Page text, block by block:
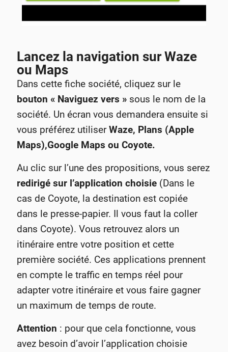
Lancez la navigation sur Waze
ou Maps
Dans cette fiche société, cliquez sur le
bouton « Naviguez vers » sous le nom de la
société. Un écran vous demandera ensuite si
vous préférez utiliserWaze, Plans (Apple
Maps),Google Maps ou Coyote.
Au clic sur l’une des propositions, vous serez
redirigé sur l’application choisie (Dans le
cas de Coyote, la destination est copiée
dans le presse-papier. Il vous faut la coller
dans Coyote). Vous retrouvez alors un
itinéraire entre votre position et cette
première société. Ces applications prennent
en compte le traffic en temps réel pour
adapter votre itinéraire et vous faire gagner
un maximum de temps de route.
Attention : pour que cela fonctionne, vous
avez besoin d’avoir l’application choisie